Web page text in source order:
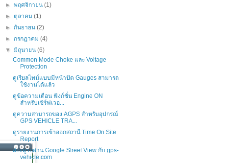
►พฤศจิกายน(1)
►ตุลาคม(1)
► กันยายน(2)
► กรกฎาคม(4)
▼มิถุนายน(6)
Common Mode Choke และ Voltage
Protection
ดูเรียลไทม์แบบมีหน้าปัด Gauges สามารถ
ใช้งานได้แล้ว
ดูข้อความเตือน ฟังก์ชั่น Engine ON
สำหรับเซิร์ฟเวอ...
ดูความสามารถของ AGPS สำหรับอุปกรณ์
GPS VEHICLE TRA...
ดูรายงานการเข้าออกสถานี Time On Site
Report
ส่องดูรถผ่าน Google Street View กับ gps-
vehicle.com